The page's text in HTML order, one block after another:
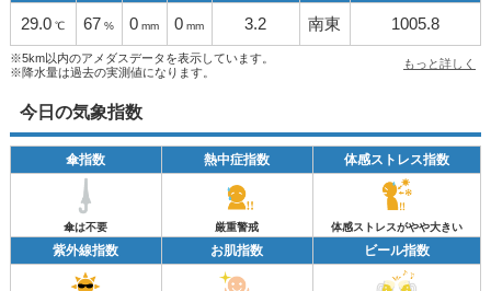
29.0 ℃ 67 % 0 mm 0 mm 3.2 南東 1005.8
※5km以内のアメダスデータを表示しています。
※降水量は過去の実測値になります。
もっと詳しく
今日の気象指数
傘指数 熱中症指数 体感ストレス指数
傘は不要 厳重警戒 体感ストレスがやや大きい
紫外線指数 お肌指数 ビール指数